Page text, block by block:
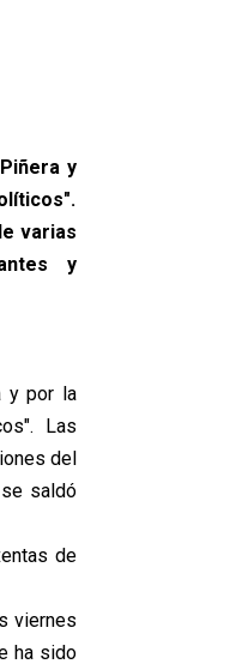
y
varias
y
y por la
Las
del
saldó
de
viernes
ha sido